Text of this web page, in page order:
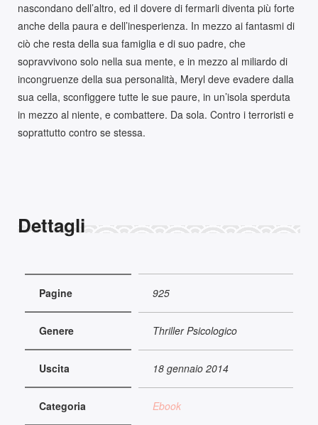
nascondano dell’altro, ed il dovere di fermarli diventa più forte
anche della paura e dell’inesperienza. In mezzo ai fantasmi di
ciò che resta della sua famiglia e di suo padre, che
sopravvivono solo nella sua mente, e in mezzo al miliardo di
incongruenze della sua personalità, Meryl deve evadere dalla
sua cella, sconfiggere tutte le sue paure, in un’isola sperduta
in mezzo al niente, e combattere. Da sola. Contro i terroristi e
soprattutto contro se stessa.
Dettagli
Pagine 925
Genere Thriller Psicologico
Uscita 18 gennaio 2014
Categoria Ebook